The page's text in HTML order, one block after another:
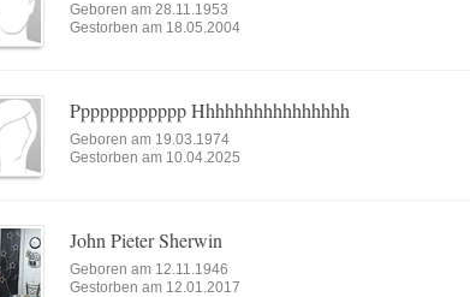
Geboren am 28.11.1953
Gestorben am 18.05.2004
Pppppppppppp Hhhhhhhhhhhhhhhh
Geboren am 19.03.1974
Gestorben am 10.04.2025
John Pieter Sherwin
Geboren am 12.11.1946
Gestorben am 12.01.2017